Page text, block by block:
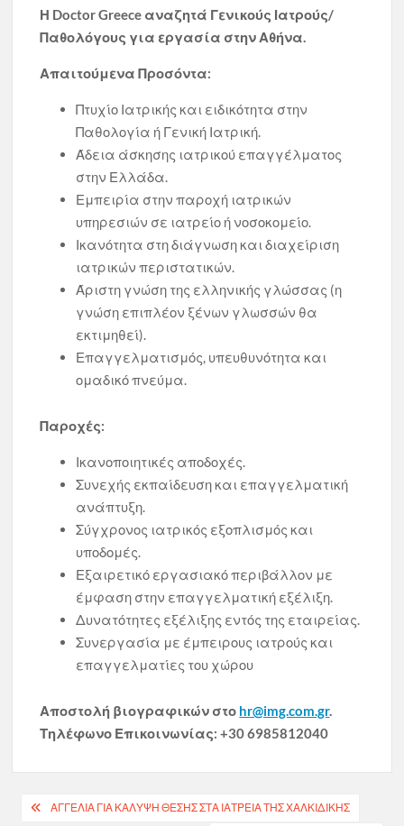
Η Doctor Greece αναζητά Γενικούς Ιατρούς/
Παθολόγους για εργασία στην Αθήνα.
Απαιτούμενα Προσόντα:
Πτυχίο Ιατρικής και ειδικότητα στην
Παθολογία ή Γενική Ιατρική.
Άδεια άσκησης ιατρικού επαγγέλματος
στην Ελλάδα.
Εμπειρία στην παροχή ιατρικών
υπηρεσιών σε ιατρείο ή νοσοκομείο.
Ικανότητα στη διάγνωση και διαχείριση
ιατρικών περιστατικών.
Άριστη γνώση της ελληνικής γλώσσας (η
γνώση επιπλέον ξένων γλωσσών θα
εκτιμηθεί).
Επαγγελματισμός, υπευθυνότητα και
ομαδικό πνεύμα.
Παροχές:
Ικανοποιητικές αποδοχές.
Συνεχής εκπαίδευση και επαγγελματική
ανάπτυξη.
Σύγχρονος ιατρικός εξοπλισμός και
υποδομές.
Εξαιρετικό εργασιακό περιβάλλον με
έμφαση στην επαγγελματική εξέλιξη.
Δυνατότητες εξέλιξης εντός της εταιρείας.
Συνεργασία με έμπειρους ιατρούς και
επαγγελματίες του χώρου
Αποστολή βιογραφικών στο hr@img.com.gr.
Τηλέφωνο Επικοινωνίας: +30 6985812040
Πλοήγηση
ΑΓΓΕΛΙΑ ΓΙΑ ΚΑΛΥΨΗ ΘΕΣΗΣ ΣΤΑ ΙΑΤΡΕΙΑ ΤΗΣ ΧΑΛΚΙΔΙΚΗΣ